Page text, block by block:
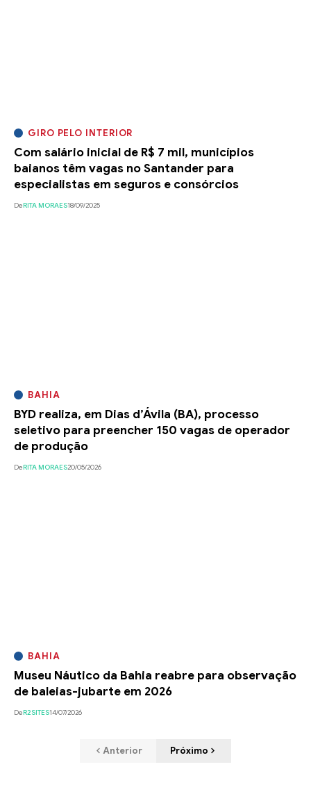
GIRO PELO INTERIOR
Com salário inicial de R$ 7 mil, municípios
baianos têm vagas no Santander para
especialistas em seguros e consórcios
DeRITA MORAES18/09/2025
BAHIA
BYD realiza, em Dias d’Ávila (BA), processo
seletivo para preencher 150 vagas de operador
de produção
DeRITA MORAES20/05/2026
BAHIA
Museu Náutico da Bahia reabre para observação
de baleias-jubarte em 2026
DeR2SITES14/07/2026
Anterior Próximo